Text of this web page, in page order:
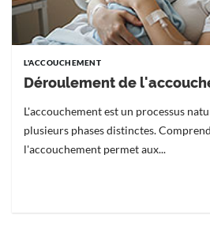
L'ACCOUCHEMENT
Déroulement de
L'accouchement est un processus
plusieurs phases distinctes.
l'accouchement permet aux...